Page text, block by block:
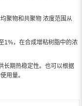
聚物和共聚物 浓度范围从
1%，在合成增粘树脂中的浓
长期热稳定性。也可以根据
用量。